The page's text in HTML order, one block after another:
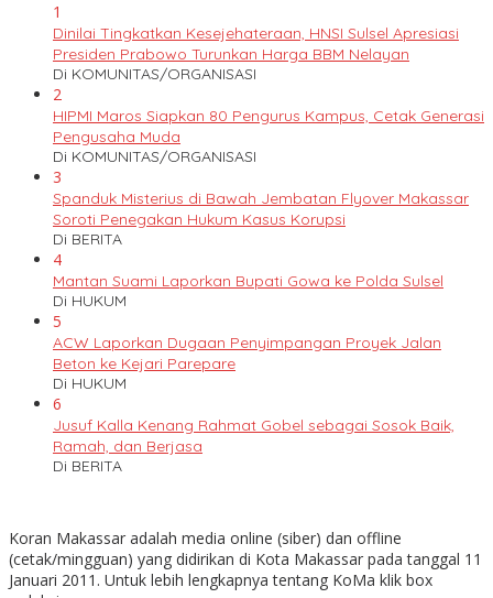
1
Dinilai Tingkatkan Kesejehateraan, HNSI Sulsel Apresiasi
Presiden Prabowo Turunkan Harga BBM Nelayan
Di KOMUNITAS/ORGANISASI
2
HIPMI Maros Siapkan 80 Pengurus Kampus, Cetak Generasi
Pengusaha Muda
Di KOMUNITAS/ORGANISASI
3
Spanduk Misterius di Bawah Jembatan Flyover Makassar
Soroti Penegakan Hukum Kasus Korupsi
Di BERITA
4
Mantan Suami Laporkan Bupati Gowa ke Polda Sulsel
Di HUKUM
5
ACW Laporkan Dugaan Penyimpangan Proyek Jalan
Beton ke Kejari Parepare
Di HUKUM
6
Jusuf Kalla Kenang Rahmat Gobel sebagai Sosok Baik,
Ramah, dan Berjasa
Di BERITA
Koran Makassar adalah media online (siber) dan offline
(cetak/mingguan) yang didirikan di Kota Makassar pada tanggal 11
Januari 2011. Untuk lebih lengkapnya tentang KoMa klik box